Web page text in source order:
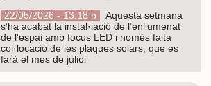
22/05/2026 - 13.18 h
Aquesta setmana
s’ha acabat la instal·lació de l’enllumenat
de l’espai amb focus LED i només falta
col·locació de les plaques solars, que es
farà el mes de juliol